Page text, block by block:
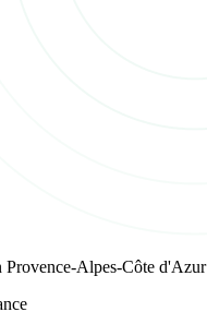
Provence-Alpes-Côte d'Azur